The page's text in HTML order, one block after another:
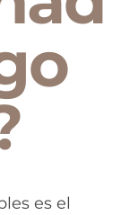
es el